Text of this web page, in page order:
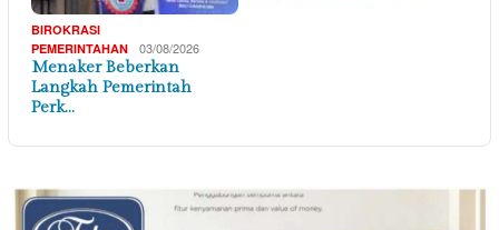
BIROKRASI
PEMERINTAHAN
03/08/2026
Menaker Beberkan
Langkah Pemerintah
Perk…